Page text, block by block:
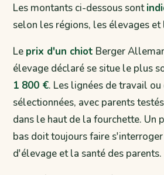
Les montants ci-dessous sont
selon les régions, les élevages et
Le prix d'un chiot Berger
élevage déclaré se situe le plus
1 800 €. Les lignées de travail
sélectionnées, avec parents
dans le haut de la fourchette. Un
bas doit toujours faire
d'élevage et la santé des parents.